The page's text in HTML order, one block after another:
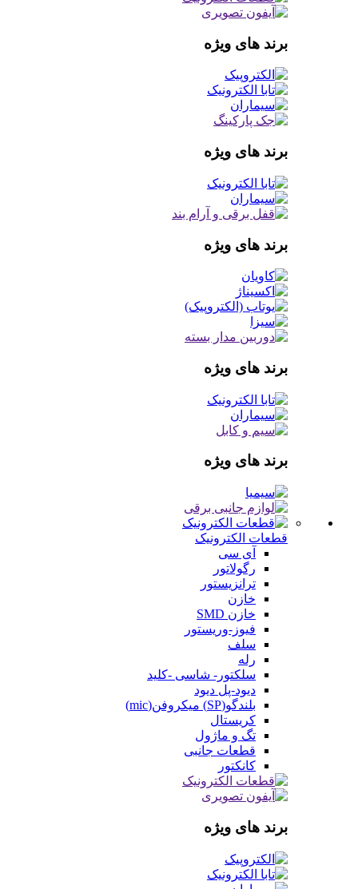
برند های ویژه
برند های ویژه
برند های ویژه
برند های ویژه
برند های ویژه
قطعات الکترونیک
آی سی
رگولاتور
ترانزیستور
خازن
خازن SMD
فیوز-وریستور
سلف
رله
سلکتور- شاسی -کلید
دیود-پل دیود
بلندگو(SP) میکروفن(mic)
کریستال
تگ و ماژول
قطعات جانبی
کانکتور
برند های ویژه